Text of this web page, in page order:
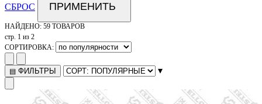
СБРОС ПРИМЕНИТЬ
НАЙДЕНО: 59 ТОВАРОВ
стр. 1 из 2
СОРТИРОВКА:
▤ ФИЛЬТРЫ ▾